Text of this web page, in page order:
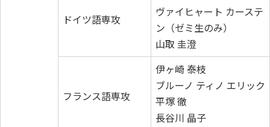
ドイツ語専攻
ヴァイヒャート カーステ
ン（ゼミ生のみ）
山取 圭澄
フランス語専攻
伊ヶ崎 泰枝
ブルーノ ティノ エリック
平塚 徹
長谷川 晶子